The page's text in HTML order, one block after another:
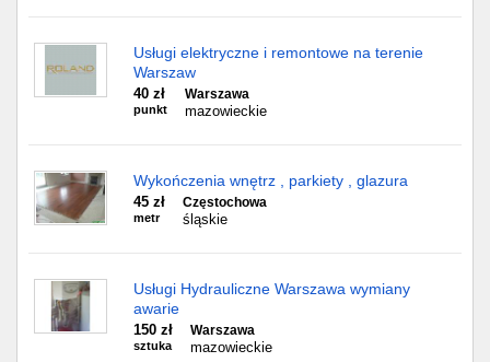
Usługi elektryczne i remontowe na terenie
Warszaw
40 zł
punkt
Warszawa
mazowieckie
Wykończenia wnętrz , parkiety , glazura
45 zł
metr
Częstochowa
śląskie
Usługi Hydrauliczne Warszawa wymiany
awarie
150 zł
sztuka
Warszawa
mazowieckie